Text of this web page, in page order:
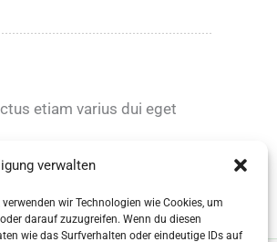
verwalten
wir Technologien wie Cookies, um
darauf zuzugreifen. Wenn du diesen
wie das Surfverhalten oder eindeutige IDs auf
etiam varius dui eget